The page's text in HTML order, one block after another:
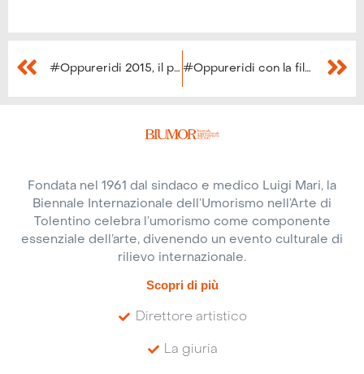
#Oppureridi 2015, il programma #Oppureridi con la filosofia degli Youtubers
Fondata nel 1961 dal sindaco e medico Luigi Mari, la
Biennale Internazionale dell’Umorismo nell’Arte di
Tolentino celebra l’umorismo come componente
essenziale dell’arte, divenendo un evento culturale di
rilievo internazionale.
Scopri di più
Direttore artistico
La giuria